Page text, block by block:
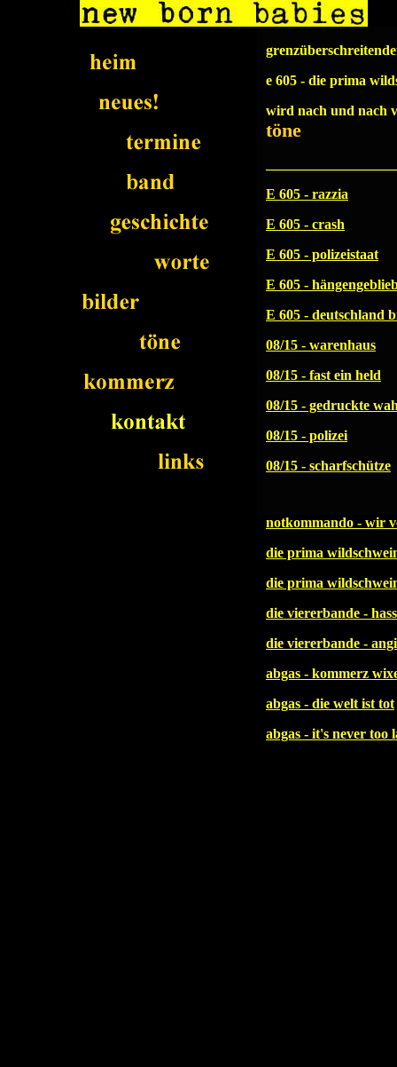
e 605 - die prima
wird nach und nach
töne
E 605 - razzia
E 605 - crash
E 605 - polizeistaat
E 605 -
E 605 - deutschland
08/15 - warenhaus
08/15 - fast ein held
08/15 - gedruckte
08/15 - polizei
08/15 - scharfschütze
notkommando - wir
die prima
die prima
die viererbande -
die viererbande -
abgas - kommerz
abgas - die welt ist tot
abgas - it's never